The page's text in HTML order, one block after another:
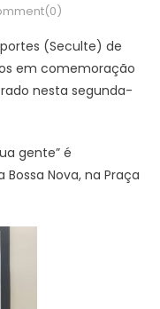
(Seculte) de
em comemoração
nesta segunda-
gente” é
Nova, na Praça